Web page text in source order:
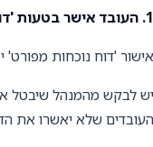
1. העובד אישר בטעות 'דוח נוכחת מפורט' במקום 'דוח לרשות לחדשנות'
אישור 'דוח נוכחות
יש לבקש מהמנהל שיבטל
העובדים שלא יאשרו את